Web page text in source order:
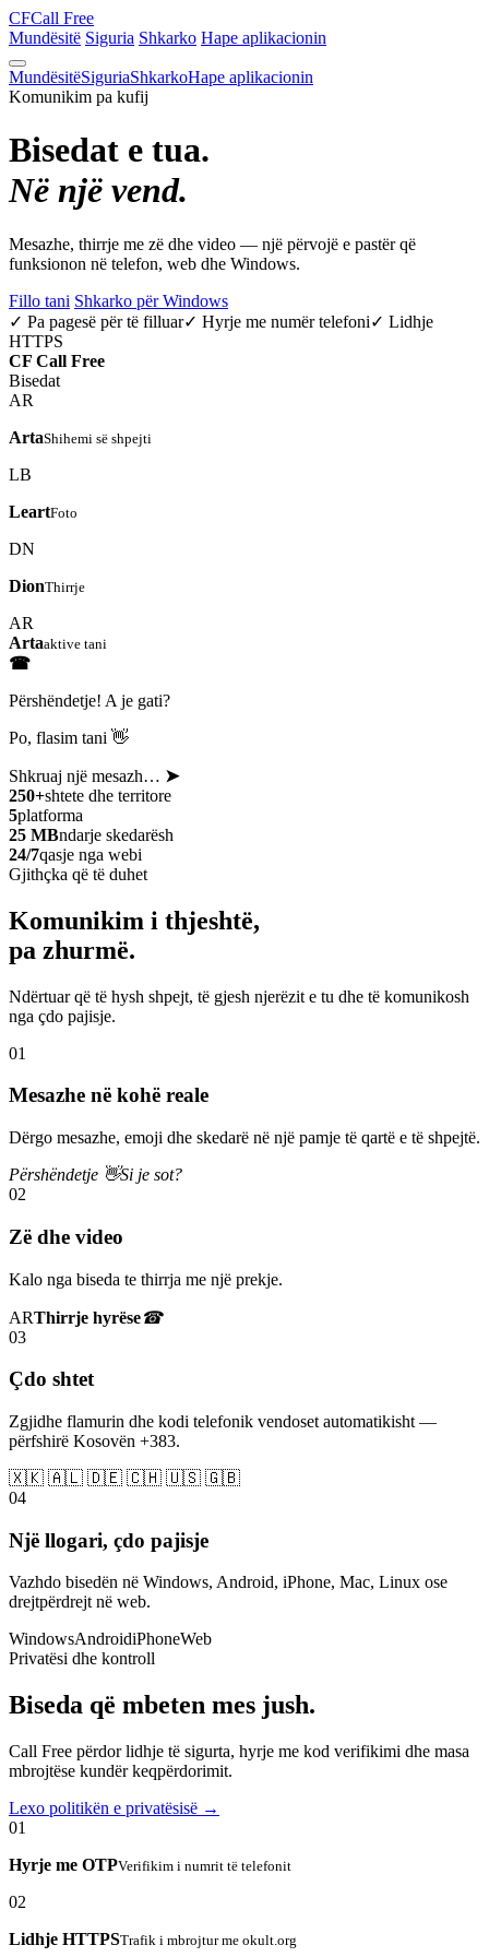
CFCall Free
Mundësitë Siguria Shkarko Hape aplikacionin
MundësitëSiguriaShkarkoHape aplikacionin
Komunikim pa kufij
Bisedat e tua.
Në një vend.
Mesazhe, thirrje me zë dhe video — një përvojë e pastër që
funksionon në telefon, web dhe Windows.
Fillo tani Shkarko për Windows
✓ Pa pagesë për të filluar✓ Hyrje me numër telefoni✓ Lidhje
HTTPS
CF Call Free
Bisedat
AR
ArtaShihemi së shpejti
LB
LeartFoto
DN
DionThirrje
AR
Artaaktive tani
☎
Përshëndetje! A je gati?
Po, flasim tani 👋
Shkruaj një mesazh… ➤
250+shtete dhe territore
5platforma
25 MBndarje skedarësh
24/7qasje nga webi
Gjithçka që të duhet
Komunikim i thjeshtë,
pa zhurmë.
Ndërtuar që të hysh shpejt, të gjesh njerëzit e tu dhe të komunikosh
nga çdo pajisje.
01
Mesazhe në kohë reale
Dërgo mesazhe, emoji dhe skedarë në një pamje të qartë e të shpejtë.
Përshëndetje 👋Si je sot?
02
Zë dhe video
Kalo nga biseda te thirrja me një prekje.
ARThirrje hyrëse☎
03
Çdo shtet
Zgjidhe flamurin dhe kodi telefonik vendoset automatikisht —
përfshirë Kosovën +383.
🇽🇰 🇦🇱 🇩🇪 🇨🇭 🇺🇸 🇬🇧
04
Një llogari, çdo pajisje
Vazhdo bisedën në Windows, Android, iPhone, Mac, Linux ose
drejtpërdrejt në web.
WindowsAndroidiPhoneWeb
Privatësi dhe kontroll
Biseda që mbeten mes jush.
Call Free përdor lidhje të sigurta, hyrje me kod verifikimi dhe masa
mbrojtëse kundër keqpërdorimit.
Lexo politikën e privatësisë →
01
Hyrje me OTPVerifikim i numrit të telefonit
02
Lidhje HTTPSTrafik i mbrojtur me okult.org